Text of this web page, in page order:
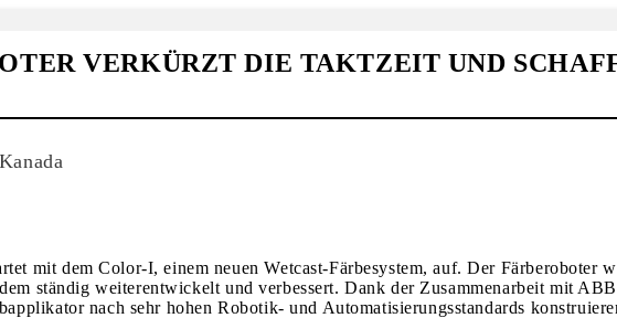
VERKÜRZT DIE TAKTZEIT UND
mit dem Color-I, einem neuen Wetcast-Färbesystem, auf. Der Färberoboter
ständig weiterentwickelt und verbessert. Dank der Zusammenarbeit mit
nach sehr hohen Robotik- und Automatisierungsstandards